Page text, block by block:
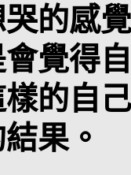
的感
覺得
的自
果。